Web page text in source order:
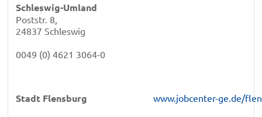
Schleswig-Umland
Poststr. 8,
24837 Schleswig
0049 (0) 4621 3064-0
Stadt Flensburg www.jobcenter-ge.de/